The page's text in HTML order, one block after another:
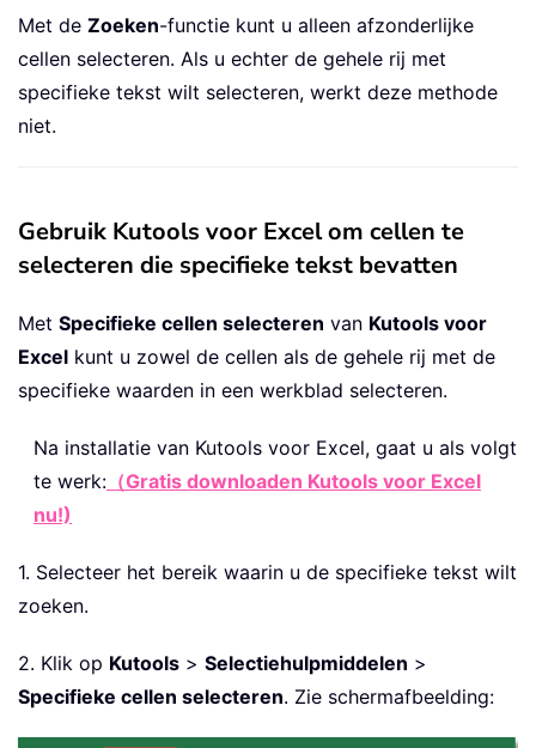
Met de Zoeken-functie kunt u alleen afzonderlijke
cellen selecteren. Als u echter de gehele rij met
specifieke tekst wilt selecteren, werkt deze methode
niet.
Gebruik Kutools voor Excel om cellen te
selecteren die specifieke tekst bevatten
Met Specifieke cellen selecteren van Kutools voor
Excel kunt u zowel de cellen als de gehele rij met de
specifieke waarden in een werkblad selecteren.
Na installatie van Kutools voor Excel, gaat u als volgt
te werk: （Gratis downloaden Kutools voor Excel
nu!)
1. Selecteer het bereik waarin u de specifieke tekst wilt
zoeken.
2. Klik op Kutools > Selectiehulpmiddelen >
Specifieke cellen selecteren. Zie schermafbeelding: